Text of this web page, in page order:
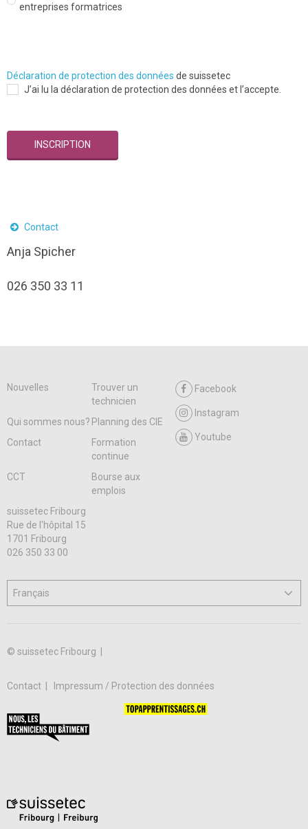
entreprises formatrices
Déclaration de protection des données de suissetec
J’ai lu la déclaration de protection des données et l’accepte.
Contact
Anja Spicher
026 350 33 11
Nouvelles
Trouver un
technicien
Qui sommes nous? Planning des CIE
Contact
Formation
continue
CCT
Bourse aux
emplois
Facebook
Instagram
Youtube
suissetec Fribourg
Rue de l'hôpital 15
1701 Fribourg
026 350 33 00
© suissetec Fribourg |
Contact Impressum / Protection des données